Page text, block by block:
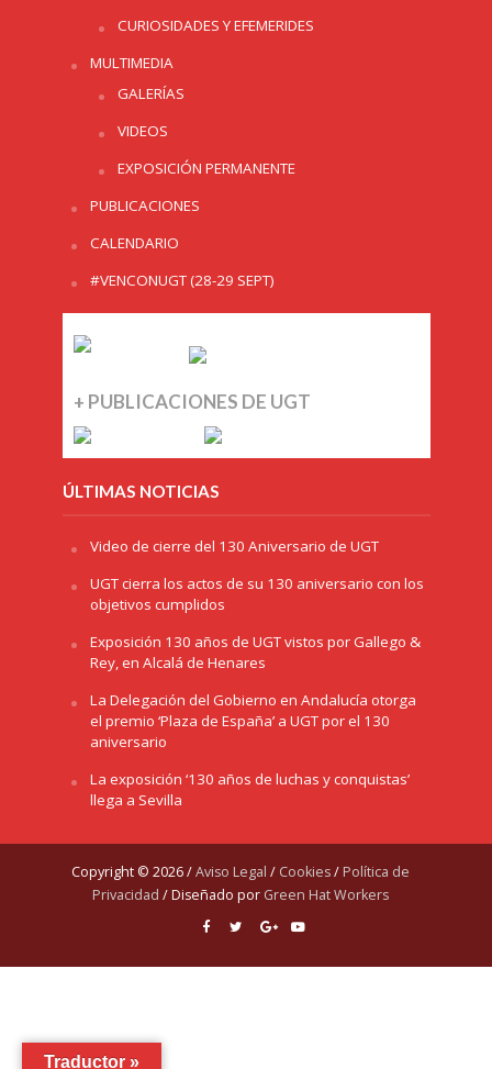
CURIOSIDADES Y EFEMERIDES
MULTIMEDIA
GALERÍAS
VIDEOS
EXPOSICIÓN PERMANENTE
PUBLICACIONES
CALENDARIO
#VENCONUGT (28-29 SEPT)
+ PUBLICACIONES DE UGT
ÚLTIMAS NOTICIAS
Video de cierre del 130 Aniversario de UGT
UGT cierra los actos de su 130 aniversario con los
objetivos cumplidos
Exposición 130 años de UGT vistos por Gallego &
Rey, en Alcalá de Henares
La Delegación del Gobierno en Andalucía otorga
el premio ‘Plaza de España’ a UGT por el 130
aniversario
La exposición ‘130 años de luchas y conquistas’
llega a Sevilla
Copyright © 2026 /Aviso Legal / Cookies/ Política de
Privacidad / Diseñado por Green Hat Workers
Traductor »